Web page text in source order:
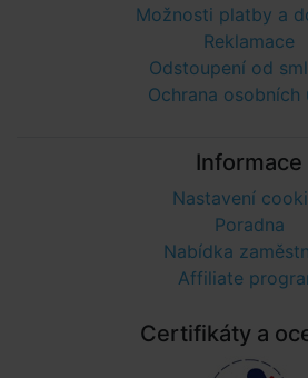
Možnosti platby a
Reklamace
Odstoupení od
Ochrana osobních
Informace
Nastavení
Poradna
Nabídka
Affiliate
Certifikáty a